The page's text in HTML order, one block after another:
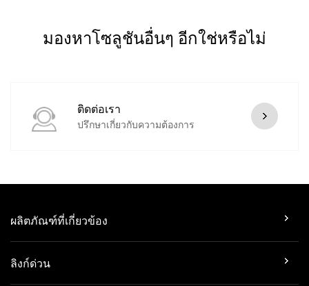
Analog Camera
UAC-B115-AF28(40)-W 5MP ColourHunter Fixed Bullet
Analog Camera
UAC-D128-ADF28(40)MS 8MP LightHunter Fixed IR
Download (869.5 KB)
UAC-B128-ADF28(40)MS 8MP LightHunter Fixed IR Bullet
มองหาโซลูชันอื่นๆ อีกใช่หรือไม่
ติดต่อเรา
ปรึกษาเกี่ยวกับความต้องการ
ผลิตภัณฑ์ที่เกี่ยวข้อง
ลิงก์ด่วน